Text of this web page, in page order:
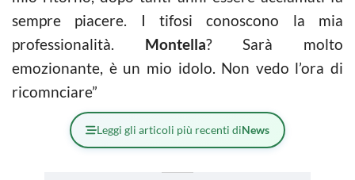
sempre piacere. I tifosi conoscono la mia
professionalità. Montella? Sarà molto
emozionante, è un mio idolo. Non vedo l’ora di
ricomnciare”
Leggi gli articoli più recenti diNews